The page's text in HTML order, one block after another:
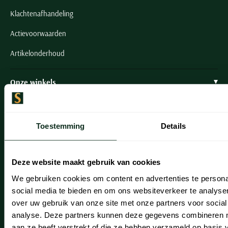
Toestemming Details
Deze website maakt gebruik van cookies
We gebruiken cookies om content en advertenties te
social media te bieden en om ons websiteverkeer te
over uw gebruik van onze site met onze partners voor
analyse. Deze partners kunnen deze gegevens combineren
Klachtenafhandeling
Actievoorwaarden
Artikelonderhoud
Onze winkels
Onze winkels
Heemstede
Hillegom
Leiderdorp
Lisse
Noordwijk
Oegstgeest